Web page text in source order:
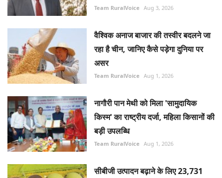
Team RuralVoice Aug 3, 2026
वैश्विक अनाज बाजार की तस्वीर बदलने जा
रहा है चीन, जानिए कैसे पड़ेगा दुनिया पर
असर
Team RuralVoice Aug 1, 2026
नागौरी पान मेथी को मिला 'सामुदायिक
किस्म' का राष्ट्रीय दर्जा, महिला किसानों की
बड़ी उपलब्धि
Team RuralVoice Aug 1, 2026
सीबीजी उत्पादन बढ़ाने के लिए 23,731